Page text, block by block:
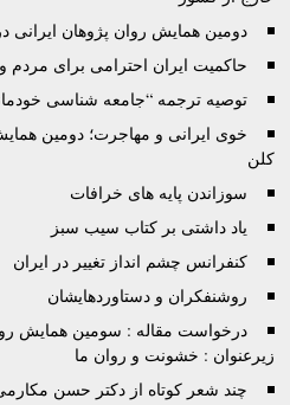
دومین همایش روان پژوهان ایرانی
حاکمیت ایران احترامی برای مردم و
توصيه ترجمه “جامعه شناسی
خوی ایرانی و مهاجرت؛ دومین
کلن
سوزاندن پایه های خرافات
یاد داشتی بر کتاب سیب سبز
کنفرانس چشم انداز تغییر در ایران
روشنفکران و دستاوردهایشان
درخواست مقاله : سومین همایش
زیرعنوان : خشونت و روان ما
چند شعر کوتاه از دکتر حسن مکارمی